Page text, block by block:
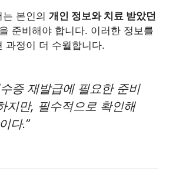
본인의 개인 정보와 치료 받았던
준비해야 합니다. 이러한 정보를
과정이 더 수월합니다.
증 재발급에 필요한 준비
지만, 필수적으로 확인해
다.”